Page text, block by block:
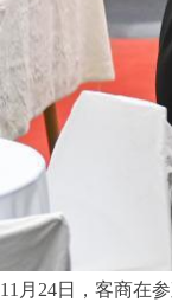
11月24日，客商在